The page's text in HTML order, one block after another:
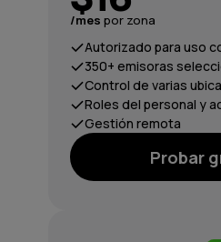
/mes por zona
Autorizado para uso
350+ emisoras
Control de varias
Roles del personal y
Gestión remota
Probar